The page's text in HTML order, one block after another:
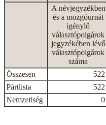
A névjegyzékben
és a mozgóurnát
igénylő
választópolgárok
jegyzékében lévő
választópolgárok
száma
Összesen 522
Pártlista
522
Nemzetiség
0